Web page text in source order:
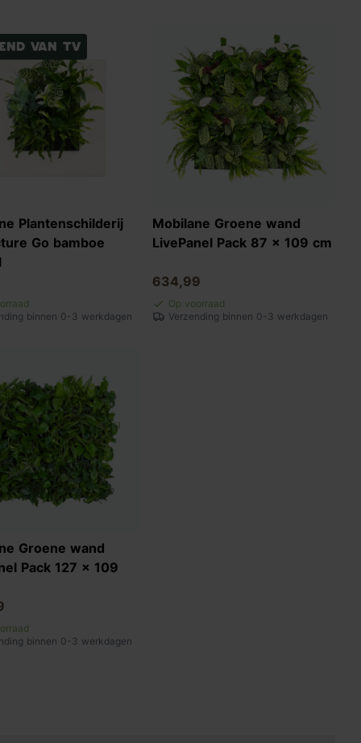
van TV
Plantenschilderij
Go bamboe
binnen 0-3 werkdagen
Mobilane Groene wand
LivePanel Pack 87 x 109 cm
634,99
Op voorraad
Verzending binnen 0-3 werkdagen
Groene wand
Pack 127 x 109
binnen 0-3 werkdagen